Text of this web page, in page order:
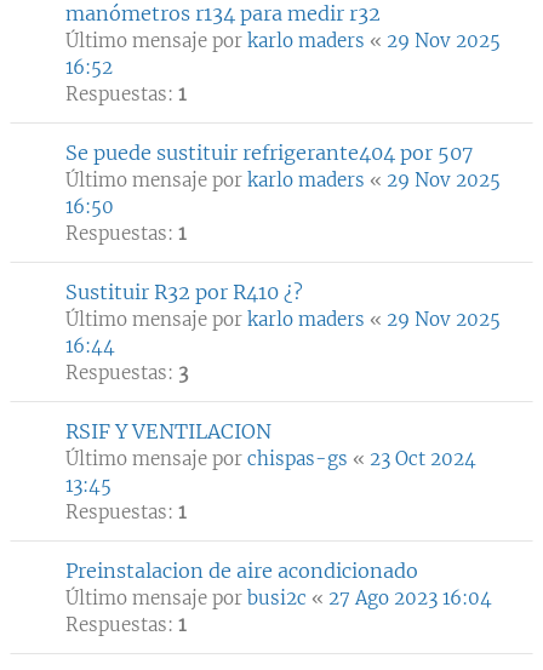
manómetros r134 para medir r32
Último mensaje por karlo maders « 29 Nov 2025
16:52
Respuestas: 1
Se puede sustituir refrigerante404 por 507
Último mensaje por karlo maders « 29 Nov 2025
16:50
Respuestas: 1
Sustituir R32 por R410 ¿?
Último mensaje por karlo maders « 29 Nov 2025
16:44
Respuestas: 3
RSIF Y VENTILACION
Último mensaje por chispas-gs « 23 Oct 2024
13:45
Respuestas: 1
Preinstalacion de aire acondicionado
Último mensaje por busi2c « 27 Ago 2023 16:04
Respuestas: 1